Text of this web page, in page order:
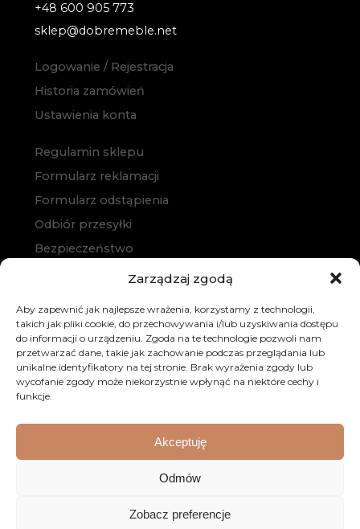
Zarządzaj zgodą
Aby zapewnić jak najlepsze wrażenia, korzystamy z technologii,
takich jak pliki cookie, do przechowywania i/lub uzyskiwania dostępu
do informacji o urządzeniu. Zgoda na te technologie pozwoli nam
przetwarzać dane, takie jak zachowanie podczas przeglądania lub
unikalne identyfikatory na tej stronie. Brak wyrażenia zgody lub
wycofanie zgody może niekorzystnie wpłynąć na niektóre cechy i
funkcje.
Akceptuję
Odmów
Zobacz preferencje
+48 600 905 773
sklep@dobremeble.net
Logowanie / Rejestracja
Historia zamówień
Ustawienia konta
Regulamin sklepu
Formularz reklamacji
Formularz odstąpienia
Odbiór przesyłki
Bezpieczeństwo
Polityka prywatności
Zakup na raty
Kontakt
© 2026 Dobre Meble. Wszystkie prawa zastrzeżone.